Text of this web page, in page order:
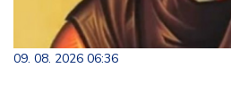
09. 08. 2026 06:36